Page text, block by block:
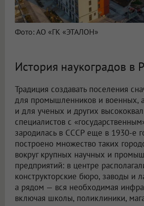
Фото: АО «ГК «ЭТАЛОН»
История наукоградов в
Традиция создавать поселения
для промышленников и военных,
и для ученых и других
специалистов с
зародилась в СССР еще в 1930-е
построено множество таких
вокруг крупных научных и
предприятий: в центре
конструкторские бюро, заводы и
а рядом — вся необходимая
включая школы, поликлиники,